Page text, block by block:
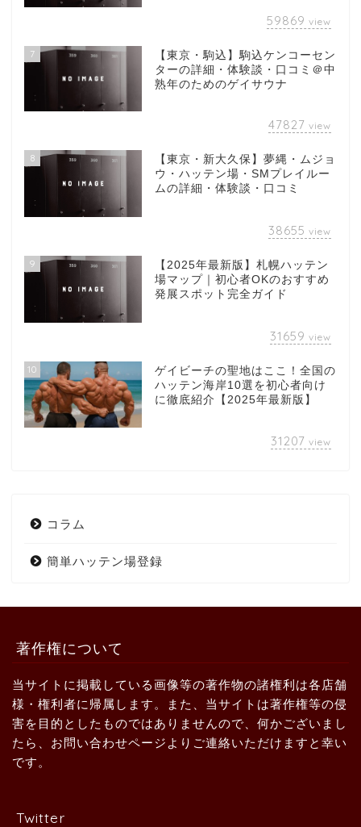
59869 view
7
【東京・駒込】駒込ケンコーセン
ターの詳細・体験談・口コミ＠中
熟年のためのゲイサウナ
47827 view
8
【東京・新大久保】夢縄・ムジョ
ウ・ハッテン場・SMプレイルー
ムの詳細・体験談・口コミ
38655 view
9
【2025年最新版】札幌ハッテン
場マップ｜初心者OKのおすすめ
発展スポット完全ガイド
31659 view
10
ゲイビーチの聖地はここ！全国の
ハッテン海岸10選を初心者向け
に徹底紹介【2025年最新版】
31207 view
コラム
簡単ハッテン場登録
著作権について
当サイトに掲載している画像等の著作物の諸権利は各店舗
様・権利者に帰属します。また、当サイトは著作権等の侵
害を目的としたものではありませんので、何かございまし
たら、お問い合わせページよりご連絡いただけますと幸い
です。
Twitter